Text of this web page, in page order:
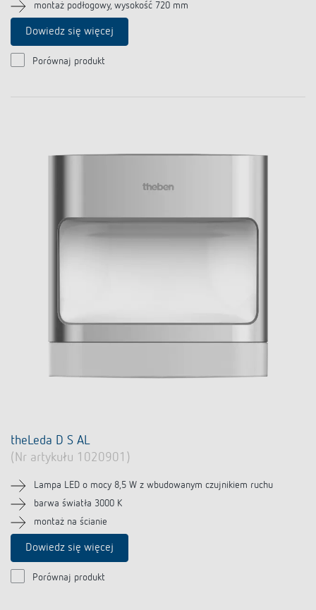
montaż podłogowy, wysokość 720 mm
Dowiedz się więcej
Porównaj produkt
theLeda D S AL
(Nr artykułu 1020901)
Lampa LED o mocy 8,5 W z wbudowanym czujnikiem ruchu
barwa światła 3000 K
montaż na ścianie
Dowiedz się więcej
Porównaj produkt